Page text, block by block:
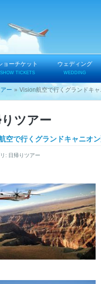
ョーチケット
SHOW TICKETS
ウェディング
WEDDING
ー Vision航空で行くグランドキ
りツアー
空で行くグランドキャニオ
: 日帰りツアー